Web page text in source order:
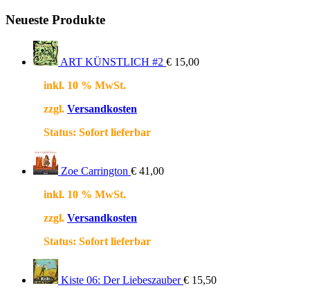
Neueste Produkte
ART KÜNSTLICH #2 € 15,00
inkl. 10 % MwSt.
zzgl. Versandkosten
Status: Sofort lieferbar
Zoe Carrington € 41,00
inkl. 10 % MwSt.
zzgl. Versandkosten
Status: Sofort lieferbar
Kiste 06: Der Liebeszauber € 15,50